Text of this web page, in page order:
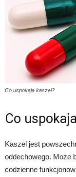
Co uspokaja kaszel?
Co
Kaszel jest
oddechowego. Może
codzienne